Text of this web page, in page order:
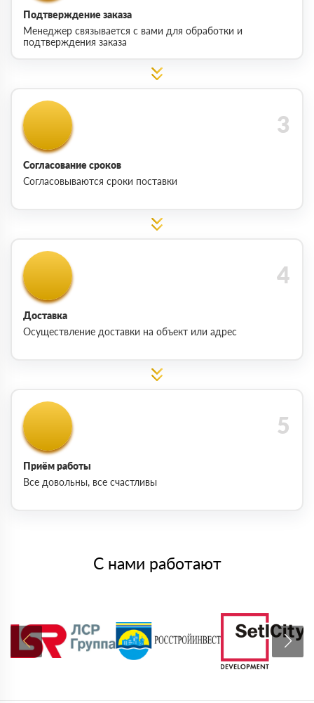
Подтверждение заказа
Менеджер связывается с вами для обработки и
подтверждения заказа
Согласование сроков
Согласовываются сроки поставки
Доставка
Осуществление доставки на объект или адрес
Приём работы
Все довольны, все счастливы
С нами работают